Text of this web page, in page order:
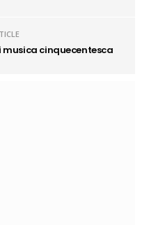
cinquecentesca